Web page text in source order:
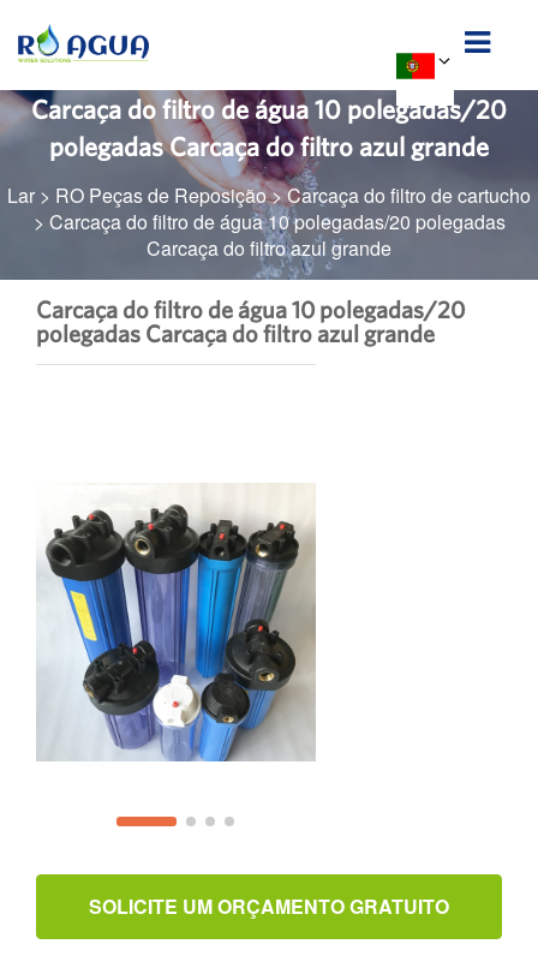
Carcaça do filtro de água 10 polegadas/20
polegadas Carcaça do filtro azul grande
Lar > RO Peças de Reposição>Carcaça do filtro de cartucho
> Carcaça do filtro de água 10 polegadas/20 polegadas
Carcaça do filtro azul grande
Carcaça do filtro de água 10 polegadas/20
polegadas Carcaça do filtro azul grande
SOLICITE UM ORÇAMENTO GRATUITO